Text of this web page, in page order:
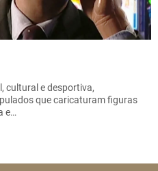
cultural e desportiva,
que caricaturam figuras
e…